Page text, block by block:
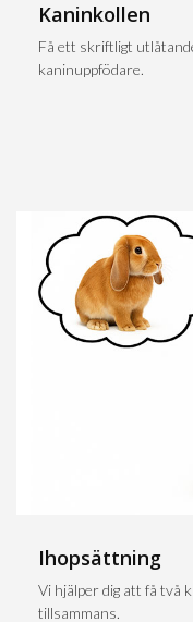
Kaninkollen
Få ett skriftligt
kaninuppfödare.
Ihopsättning
Vi hjälper dig att få två
tillsammans.